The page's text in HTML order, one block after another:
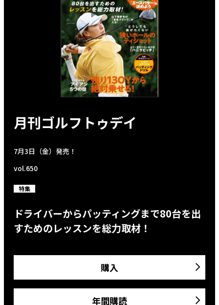
月刊ゴルフトゥデイ
7月3日（金）発売！
vol.650
特集
ドライバーからパッティングまで80台を出
すためのレッスンを総力取材！
購入
年間購読